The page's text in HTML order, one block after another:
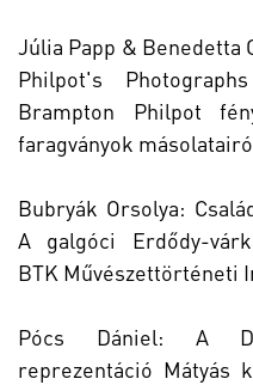
Júlia Papp & Benedetta
Philpot's
Brampton Philpot
faragványok
Bubryák Orsolya:
A galgóci Erdődy-
BTK Művészettörténeti
Pócs Dániel: A
reprezentáció Mátyás